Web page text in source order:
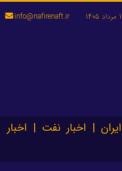
info@nafirenaft.ir
| اخبار نفت | اخبار